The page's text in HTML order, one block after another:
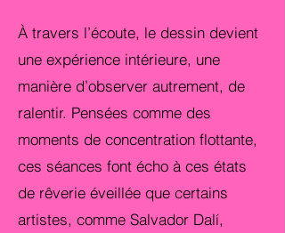
À travers l’écoute, le dessin devient
une expérience intérieure, une
manière d’observer autrement, de
ralentir. Pensées comme des
moments de concentration flottante,
ces séances font écho à ces états
de rêverie éveillée que certains
artistes, comme Salvador Dalí,